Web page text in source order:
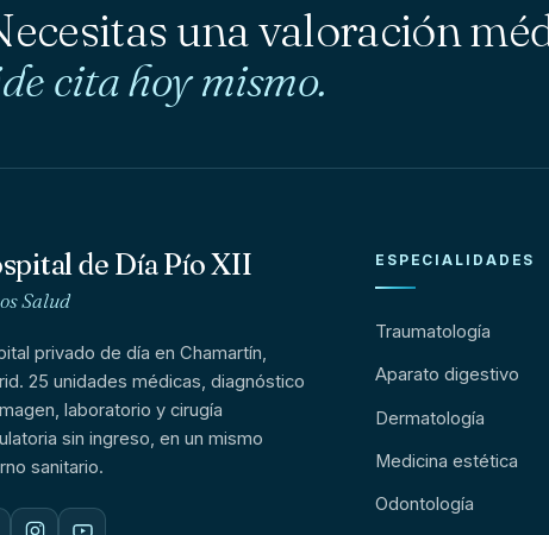
una valoración
cita hoy mismo.
de Día Pío XII
Salud
privado de día en Chamartín,
25 unidades médicas, diagnóstico
laboratorio y cirugía
sin ingreso, en un mismo
sanitario.
ESPECIALIDADES
Traumatología
Aparato digestivo
Dermatología
Medicina estética
Odontología